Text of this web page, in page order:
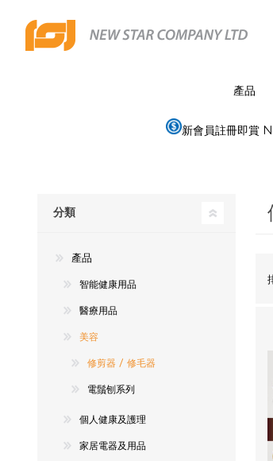
產品
美容
家居
新會員註冊即賞
分類
產品
智能健康用品
醫療用品
美容
修剪器 / 修毛器
電鬚刨系列
個人健康及護理
家居電器及用品